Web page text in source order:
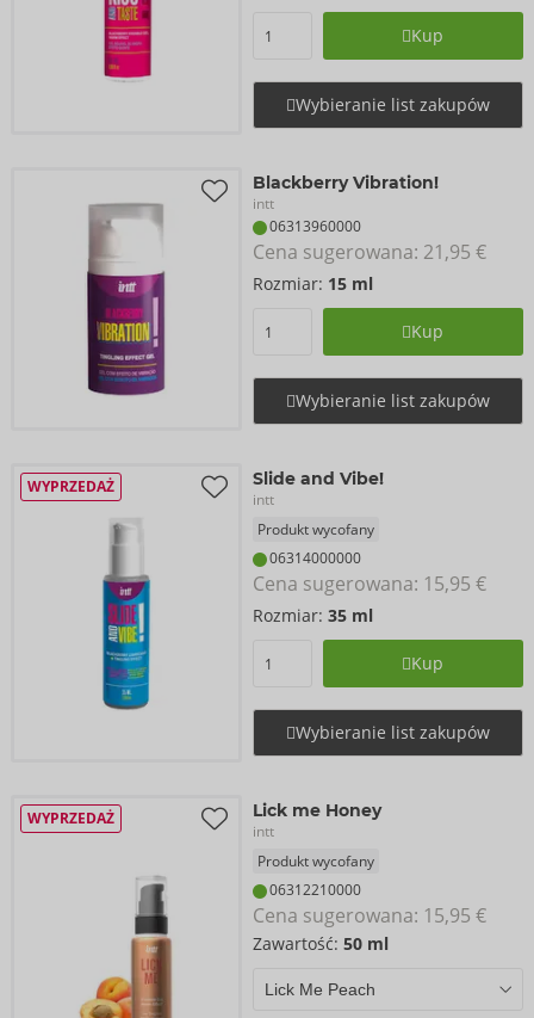
Kup
Wybieranie list zakupów
Blackberry Vibration!
intt
06313960000
Cena sugerowana: 21,95 €
Rozmiar: 15 ml
Kup
Wybieranie list zakupów
WYPRZEDAŻ Slide and Vibe!
intt
Produkt wycofany
06314000000
Cena sugerowana: 15,95 €
Rozmiar: 35 ml
Kup
Wybieranie list zakupów
WYPRZEDAŻ Lick me Honey
intt
Produkt wycofany
06312210000
Cena sugerowana: 15,95 €
Zawartość: 50 ml